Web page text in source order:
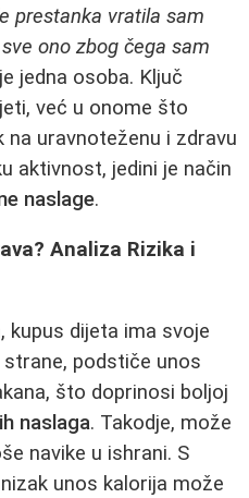
prestanka vratila sam
ono zbog čega sam
jedna osoba. Ključ
već u onome što
na uravnoteženu i zdravu
aktivnost, jedini je način
naslage.
Analiza Rizika i
kupus dijeta ima svoje
podstiče unos
što doprinosi boljoj
naslaga. Takodje, može
navike u ishrani. S
unos kalorija može